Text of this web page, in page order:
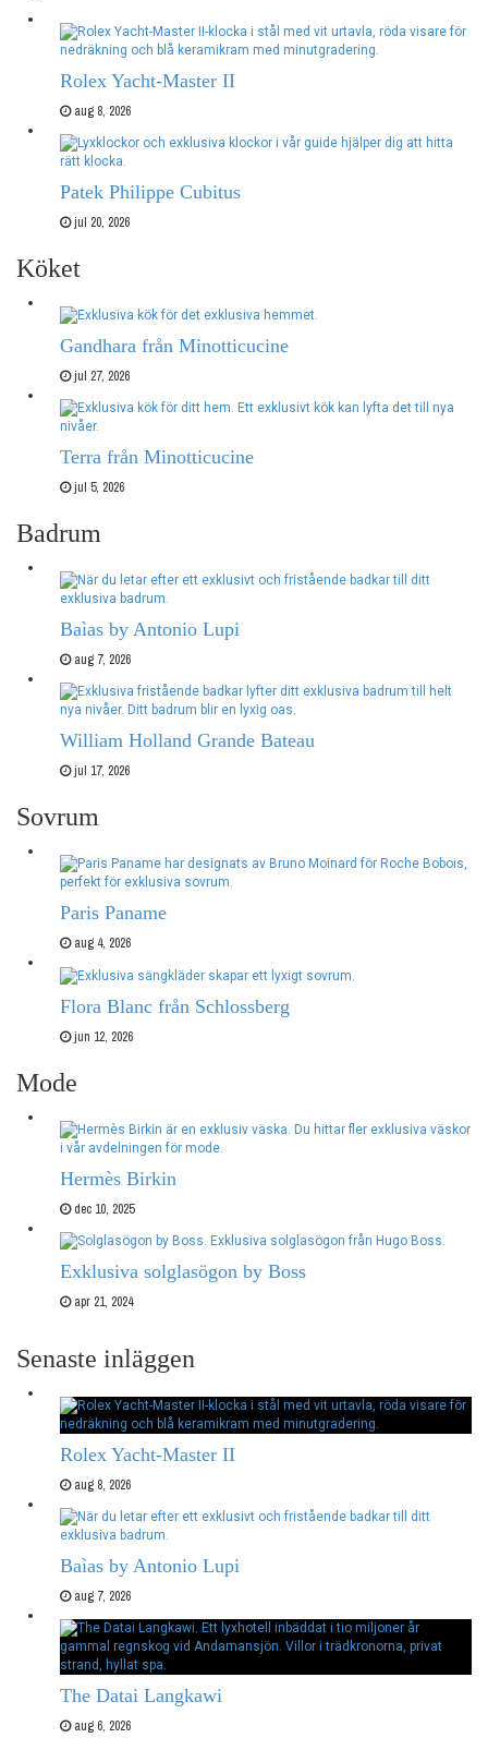
Rolex Yacht-Master II
aug 8, 2026
Patek Philippe Cubitus
jul 20, 2026
Köket
Gandhara från Minotticucine
jul 27, 2026
Terra från Minotticucine
jul 5, 2026
Badrum
Baìas by Antonio Lupi
aug 7, 2026
William Holland Grande Bateau
jul 17, 2026
Sovrum
Paris Paname
aug 4, 2026
Flora Blanc från Schlossberg
jun 12, 2026
Mode
Hermès Birkin
dec 10, 2025
Exklusiva solglasögon by Boss
apr 21, 2024
Senaste inläggen
Rolex Yacht-Master II
aug 8, 2026
Baìas by Antonio Lupi
aug 7, 2026
The Datai Langkawi
aug 6, 2026